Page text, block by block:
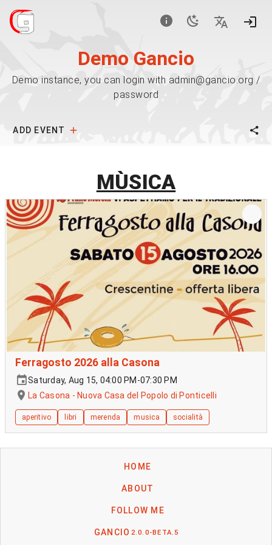
Demo Gancio
Demo instance, you can login with admin@gancio.org /
password
ADD EVENT
MÙSICA
Ferragosto 2026 alla Casona
Saturday, Aug 15, 04:00 PM-07:30 PM
La Casona - Nuova Casa del Popolo di Ponticelli
aperitivo libri merenda musica socialità
HOME
ABOUT
FOLLOW ME
GANCIO 2.0.0-BETA.5